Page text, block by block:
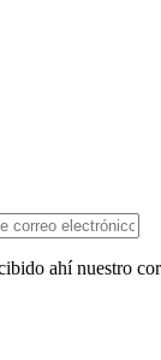
ahí nuestro